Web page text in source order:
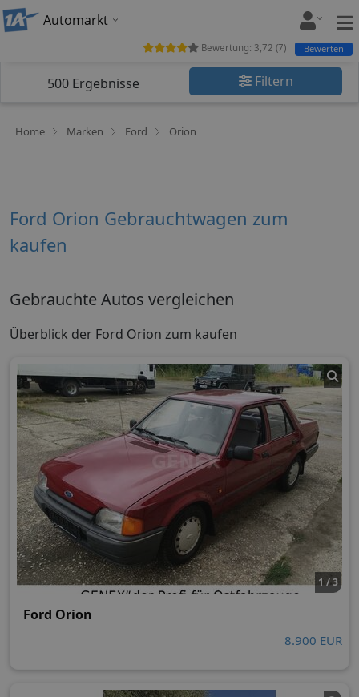
Automarkt
500 Ergebnisse Filtern
Home Marken Ford Orion
Bewertung: 3,72 (7) Bewerten
Ford Orion Gebrauchtwagen zum
kaufen
Gebrauchte Autos vergleichen
Überblick der Ford Orion zum kaufen
1 / 3
Ford Orion
8.900 EUR